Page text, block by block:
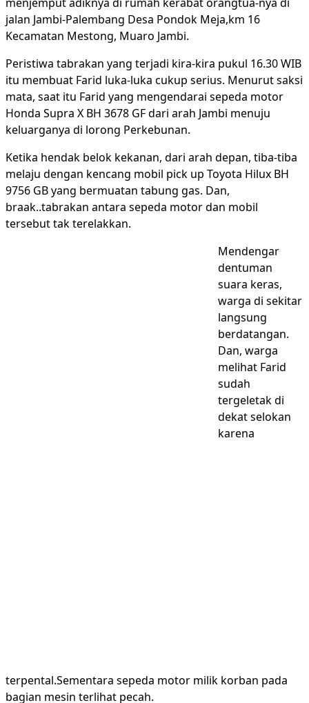
jalan Jambi-Palembang Desa Pondok Meja,km 16
Kecamatan Mestong, Muaro Jambi.
Peristiwa tabrakan yang terjadi kira-kira pukul 16.30 WIB
itu membuat Farid luka-luka cukup serius. Menurut saksi
mata, saat itu Farid yang mengendarai sepeda motor
Honda Supra X BH 3678 GF dari arah Jambi menuju
keluarganya di lorong Perkebunan.
Ketika hendak belok kekanan, dari arah depan, tiba-tiba
melaju dengan kencang mobil pick up Toyota Hilux BH
9756 GB yang bermuatan tabung gas. Dan,
braak..tabrakan antara sepeda motor dan mobil
tersebut tak terelakkan.
Mendengar
dentuman
suara keras,
warga di sekitar
langsung
berdatangan.
Dan, warga
melihat Farid
sudah
tergeletak di
dekat selokan
karena
terpental.Sementara sepeda motor milik korban pada
bagian mesin terlihat pecah.